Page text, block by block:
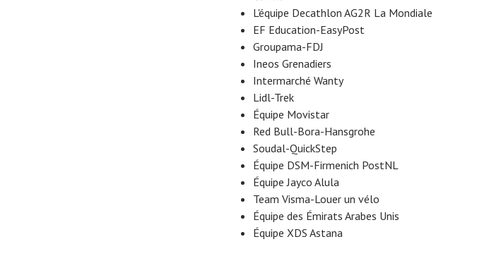
L'équipe Decathlon AG2R La Mondiale
EF Education-EasyPost
Groupama-FDJ
Ineos Grenadiers
Intermarché Wanty
Lidl-Trek
Équipe Movistar
Red Bull-Bora-Hansgrohe
Soudal-QuickStep
Équipe DSM-Firmenich PostNL
Équipe Jayco Alula
Team Visma-Louer un vélo
Équipe des Émirats Arabes Unis
Équipe XDS Astana